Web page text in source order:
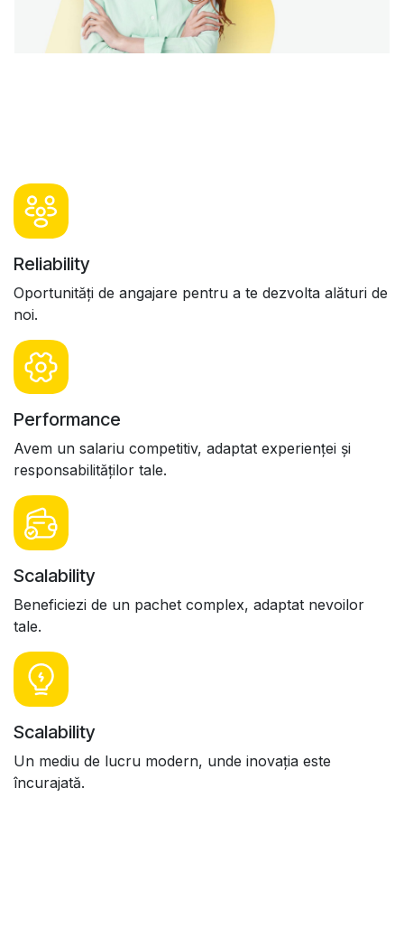
Reliability
Oportunități de angajare pentru a te dezvolta alături de
noi.
Performance
Avem un salariu competitiv, adaptat experienței și
responsabilităților tale.
Scalability
Beneficiezi de un pachet complex, adaptat nevoilor
tale.
Scalability
Un mediu de lucru modern, unde inovația este
încurajată.